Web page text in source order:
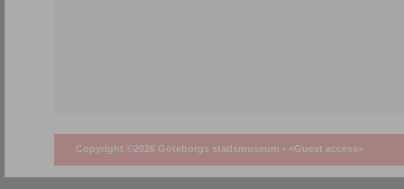
Copyright ©2026 Göteborgs stadsmuseum • <Guest access>